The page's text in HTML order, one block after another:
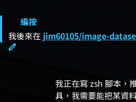
我後來在 jim60105/image-
我正在寫 zsh 腳本，
具，我需要能把某資